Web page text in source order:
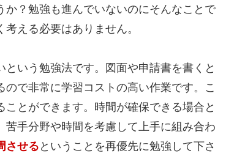
？勉強も進んでいないのにそんなことで
える必要はありません。
いう勉強法です。図面や申請書を書くと
で非常に学習コストの高い作業です。こ
とができます。時間が確保できる場合と
手分野や時間を考慮して上手に組み合わ
させる ということを再優先に勉強して下さ